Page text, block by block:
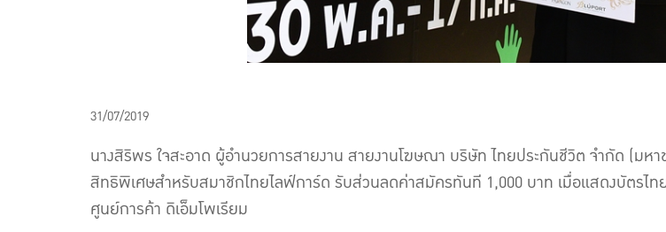
31/07/2019
นางสิริพร ใจสะอาด ผู้อำนวยการสายงาน สายงานโฆษณา บริษัท ไทยประกันชีวิต จำกัด (ม
สิทธิพิเศษสำหรับสมาชิกไทยไลฟ์การ์ด รับส่วนลดค่าสมัครทันที 1,000 บาท เมื่อแสดงบัตร
ศูนย์การค้า ดิเอ็มโพเรียม